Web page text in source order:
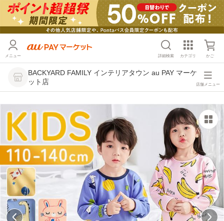
メニュー 詳細検索 カテゴリ かご
BACKYARD FAMILY インテリアタウン au PAY マーケ
ット店
店舗メニュー